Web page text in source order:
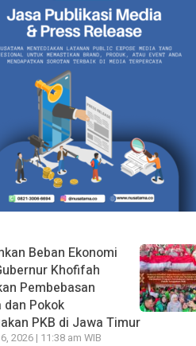
Beban Ekonomi
Khofifah
Pembebasan
dan Pokok
PKB di Jawa Timur
2026 | 11:38 am WIB